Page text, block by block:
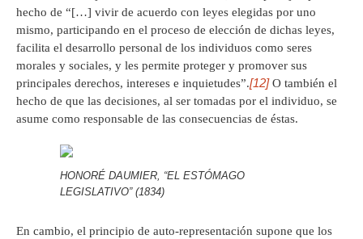
hecho de “[…] vivir de acuerdo con leyes elegidas por uno
mismo, participando en el proceso de elección de dichas leyes,
facilita el desarrollo personal de los individuos como seres
morales y sociales, y les permite proteger y promover sus
principales derechos, intereses e inquietudes”.[12]O también el
hecho de que las decisiones, al ser tomadas por el individuo, se
asume como responsable de las consecuencias de éstas.
HONORÉ DAUMIER, “EL ESTÓMAGO
LEGISLATIVO” (1834)
En cambio, el principio de auto-representación supone que los